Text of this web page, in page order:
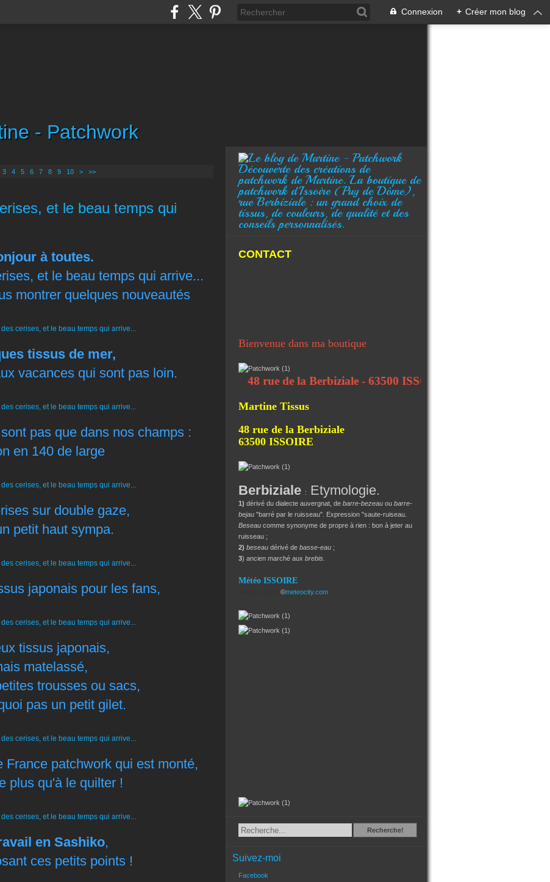
Connexion + Créer mon blog
- Patchwork
3 4 5 6 7 8 9 10 > >>
et le beau temps qui
à toutes.
et le beau temps qui arrive...
montrer quelques nouveautés
tissus de mer,
vacances qui sont pas loin.
pas que dans nos champs :
en 140 de large
sur double gaze,
petit haut sympa.
japonais pour les fans,
tissus japonais,
matelassé,
trousses ou sacs,
pas un petit gilet.
France patchwork qui est monté,
plus qu'à le quilter !
en Sashiko,
ces petits points !
Découverte des créations de
patchwork de Martine. La boutique de
patchwork d'Issoire (Puy de Dôme),
rue Berbiziale : un grand choix de
tissus, de couleurs, de qualité et des
conseils personnalisés.
CONTACT
Bienvenue dans ma boutique
48 rue de la Berbiziale - 63500 ISSOIRE
Martine Tissus
48 rue de la Berbiziale
63500 ISSOIRE
Berbiziale : Etymologie.
1) dérivé du dialecte auvergnat, de barre-bezeau ou barre-
bejau "barré par le ruisseau". Expression "saute-ruiseau.
Beseau comme synonyme de propre à rien : bon à jeter au
ruisseau ;
2) beseau dérivé de basse-eau ;
3) ancien marché aux brebis.
Météo ISSOIRE
©meteocity.com
RechercheRecherche!
Suivez-moi
Facebook